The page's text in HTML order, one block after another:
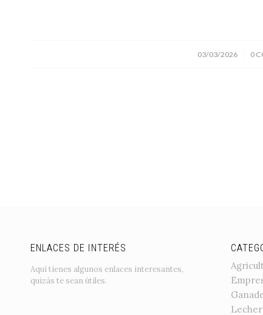
03/03/2026
/ 0
ENLACES DE INTERÉS
Aquí tienes algunos enlaces interesantes,
quizás te sean útiles.